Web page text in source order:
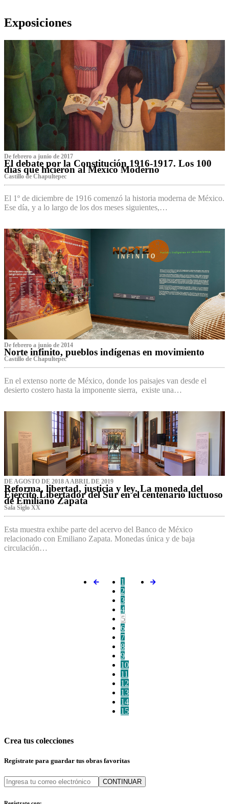
Exposiciones
De febrero a junio de 2017
El debate por la Constitución 1916-1917. Los 100
días que hicieron al México Moderno
Castillo de Chapultepec
El 1º de diciembre de 1916 comenzó la historia moderna de México.
Ese día, y a lo largo de los dos meses siguientes,…
De febrero a junio de 2014
Norte infinito, pueblos indígenas en movimiento
Castillo de Chapultepec
En el extenso norte de México, donde los paisajes van desde el
desierto costero hasta la imponente sierra, existe una…
DE AGOSTO DE 2018 A ABRIL DE 2019
Reforma, libertad, justicia y ley. La moneda del
Ejército Libertador del Sur en el centenario luctuoso
de Emiliano Zapata
Sala Siglo XX
Esta muestra exhibe parte del acervo del Banco de México
relacionado con Emiliano Zapata. Monedas única y de baja
circulación…
1
2
3
4
5
6
7
8
9
10
11
12
13
14
15
Crea tus colecciones
Regístrate para guardar tus obras favoritas
CONTINUAR